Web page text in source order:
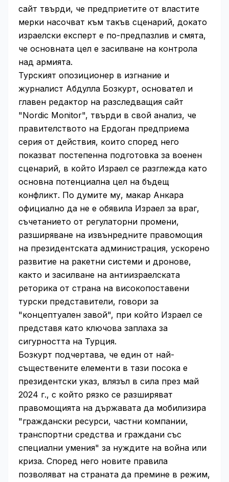
сайт твърди, че предприетите от властите
мерки насочват към такъв сценарий, докато
израелски експерт е по-предпазлив и смята,
че основната цел е засилване на контрола
над армията.
Турският опозиционер в изгнание и
журналист Абдулла Бозкурт, основател и
главен редактор на разследващия сайт
"Nordic Monitor", твърди в свой анализ, че
правителството на Ердоган предприема
серия от действия, които според него
показват постепенна подготовка за военен
сценарий, в който Израел се разглежда като
основна потенциална цел на бъдещ
конфликт. По думите му, макар Анкара
официално да не е обявила Израел за враг,
съчетанието от регулаторни промени,
разширяване на извънредните правомощия
на президентската администрация, ускорено
развитие на ракетни системи и дронове,
както и засилване на антиизраелската
реторика от страна на високопоставени
турски представители, говори за
"концептуален завой", при който Израел се
представя като ключова заплаха за
сигурността на Турция.
Бозкурт подчертава, че един от най-
съществените елементи в тази посока е
президентски указ, влязъл в сила през май
2024 г., с който рязко се разширяват
правомощията на държавата да мобилизира
"граждански ресурси, частни компании,
транспортни средства и граждани със
специални умения" за нуждите на война или
криза. Според него новите правила
позволяват на страната да премине в режим,